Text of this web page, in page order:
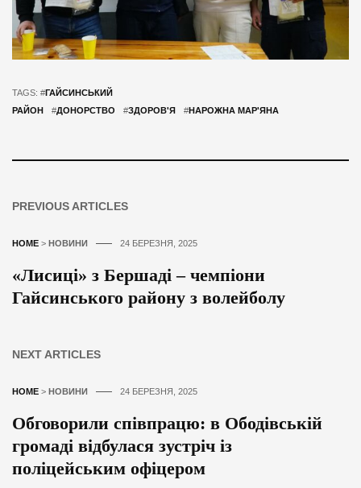
TAGS: #ГАЙСИНСЬКИЙ
РАЙОН
#ДОНОРСТВО #ЗДОРОВ'Я #НАРОЖНА МАР'ЯНА
PREVIOUS ARTICLES
HOME > НОВИНИ 24 БЕРЕЗНЯ, 2025
«Лисиці» з Бершаді – чемпіони
Гайсинського району з волейболу
NEXT ARTICLES
HOME > НОВИНИ 24 БЕРЕЗНЯ, 2025
Обговорили співпрацю: в Ободівській
громаді відбулася зустріч із
поліцейським офіцером